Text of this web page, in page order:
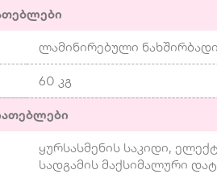
ლამინირებული
60 კგ
ყურსასმენის საკიდი,
სადგამის მაქსიმალური